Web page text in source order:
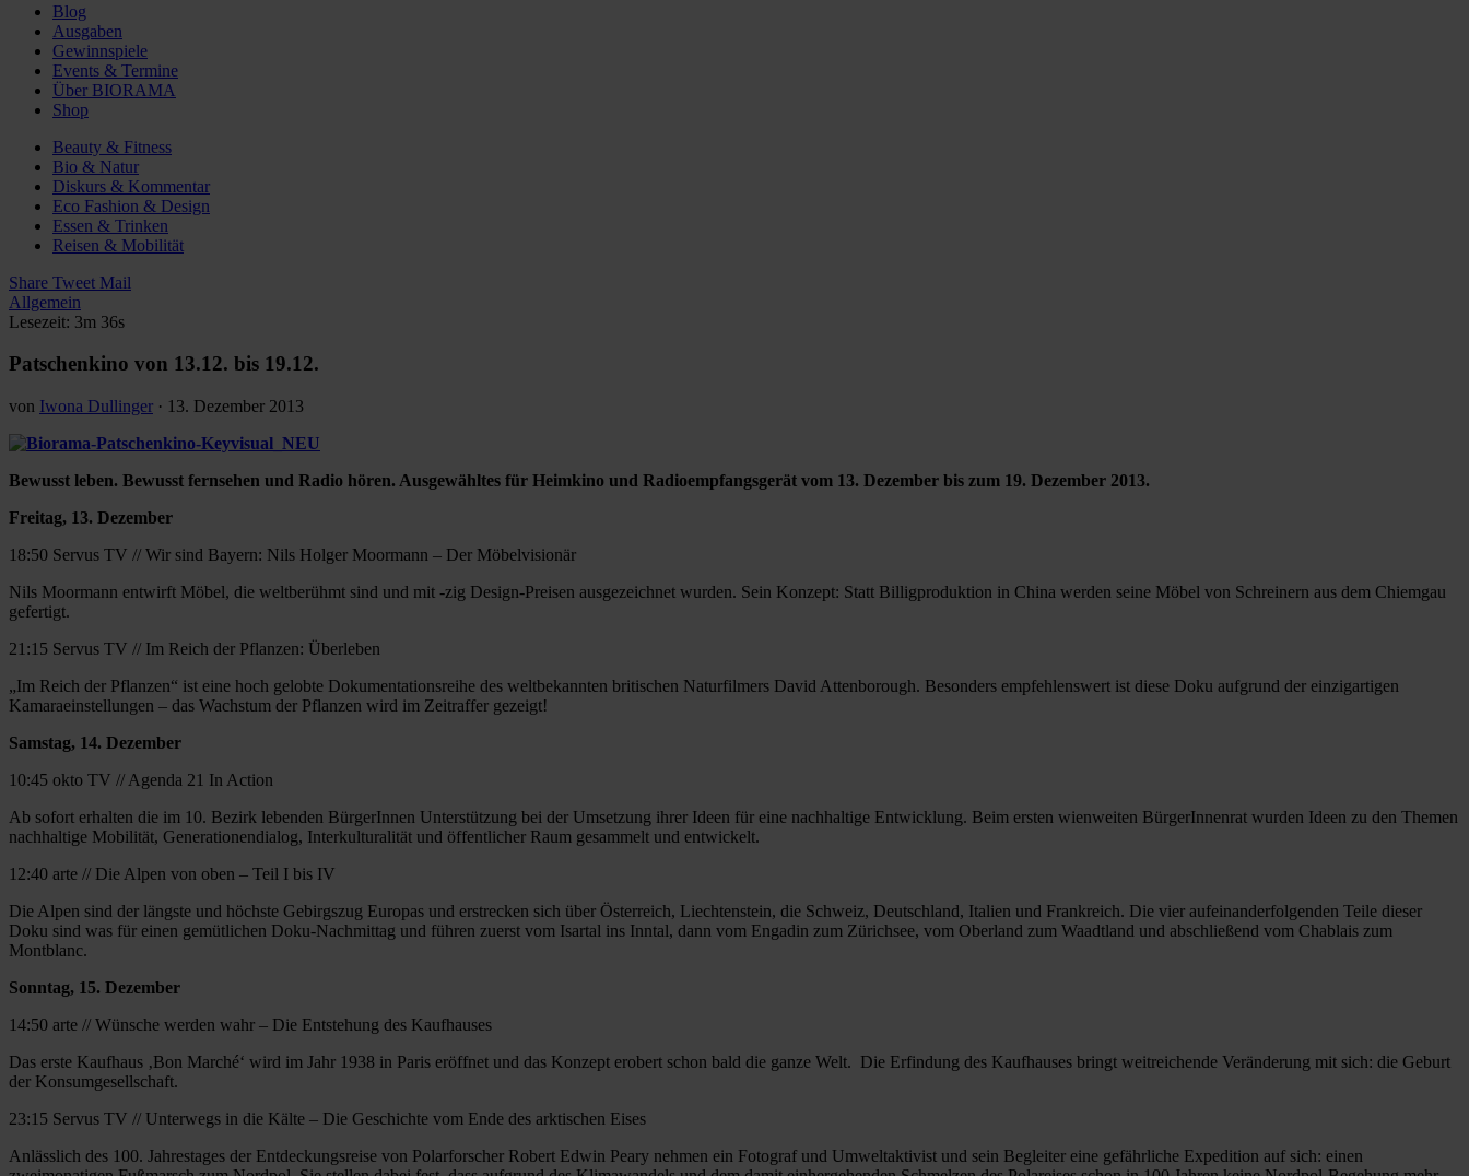
Blog
Ausgaben
Gewinnspiele
Events & Termine
Über BIORAMA
Shop
Beauty & Fitness
Bio & Natur
Diskurs & Kommentar
Eco Fashion & Design
Essen & Trinken
Reisen & Mobilität
Share Tweet Mail
Allgemein
Lesezeit: 3m 36s
Patschenkino von 13.12. bis 19.12.
von Iwona Dullinger · 13. Dezember 2013
Bewusst leben. Bewusst fernsehen und Radio hören. Ausgewähltes für Heimkino und Radioempfangsgerät vom 13. Dezember bis zum 19. Dezember 2013.
Freitag, 13. Dezember
18:50 Servus TV // Wir sind Bayern: Nils Holger Moormann – Der Möbelvisionär
Nils Moormann entwirft Möbel, die weltberühmt sind und mit -zig Design-Preisen ausgezeichnet wurden. Sein Konzept: Statt Billigproduktion in China werden seine Möbel von Schreinern aus dem Chiemgau
gefertigt.
21:15 Servus TV // Im Reich der Pflanzen: Überleben
„Im Reich der Pflanzen“ ist eine hoch gelobte Dokumentationsreihe des weltbekannten britischen Naturfilmers David Attenborough. Besonders empfehlenswert ist diese Doku aufgrund der einzigartigen
Kamaraeinstellungen – das Wachstum der Pflanzen wird im Zeitraffer gezeigt!
Samstag, 14. Dezember
10:45 okto TV // Agenda 21 In Action
Ab sofort erhalten die im 10. Bezirk lebenden BürgerInnen Unterstützung bei der Umsetzung ihrer Ideen für eine nachhaltige Entwicklung. Beim ersten wienweiten BürgerInnenrat wurden Ideen zu den Themen
nachhaltige Mobilität, Generationendialog, Interkulturalität und öffentlicher Raum gesammelt und entwickelt.
12:40 arte // Die Alpen von oben – Teil I bis IV
Die Alpen sind der längste und höchste Gebirgszug Europas und erstrecken sich über Österreich, Liechtenstein, die Schweiz, Deutschland, Italien und Frankreich. Die vier aufeinanderfolgenden Teile dieser
Doku sind was für einen gemütlichen Doku-Nachmittag und führen zuerst vom Isartal ins Inntal, dann vom Engadin zum Zürichsee, vom Oberland zum Waadtland und abschließend vom Chablais zum
Montblanc.
Sonntag, 15. Dezember
14:50 arte // Wünsche werden wahr – Die Entstehung des Kaufhauses
Das erste Kaufhaus ‚Bon Marché‘ wird im Jahr 1938 in Paris eröffnet und das Konzept erobert schon bald die ganze Welt. Die Erfindung des Kaufhauses bringt weitreichende Veränderung mit sich: die Geburt
der Konsumgesellschaft.
23:15 Servus TV // Unterwegs in die Kälte – Die Geschichte vom Ende des arktischen Eises
Anlässlich des 100. Jahrestages der Entdeckungsreise von Polarforscher Robert Edwin Peary nehmen ein Fotograf und Umweltaktivist und sein Begleiter eine gefährliche Expedition auf sich: einen